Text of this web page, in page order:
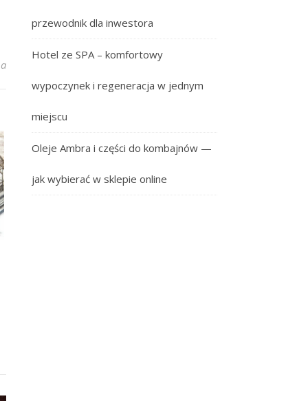
– jak zmieniają organizację procesów logistycznych
przewodnik dla inwestora
Hotel ze SPA – komfortowy
wypoczynek i regeneracja w jednym
miejscu
Oleje Ambra i części do kombajnów —
jak wybierać w sklepie online